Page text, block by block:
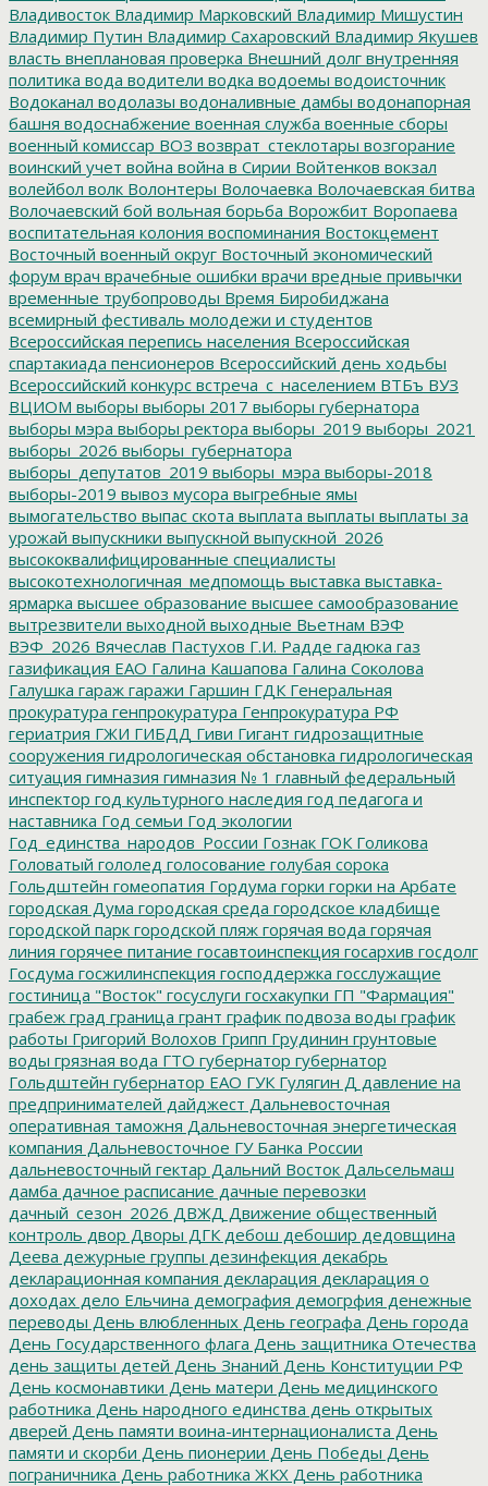
Владивосток Владимир Марковский Владимир Мишустин
Владимир Путин Владимир Сахаровский Владимир Якушев
власть внеплановая проверка Внешний долг внутренняя
политика вода водители водка водоемы водоисточник
Водоканал водолазы водоналивные дамбы водонапорная
башня водоснабжение военная служба военные сборы
военный комиссар ВОЗ возврат_стеклотары возгорание
воинский учет война война в Сирии Войтенков вокзал
волейбол волк Волонтеры Волочаевка Волочаевская битва
Волочаевский бой вольная борьба Ворожбит Воропаева
воспитательная колония воспоминания Востокцемент
Восточный военный округ Восточный экономический
форум врач врачебные ошибки врачи вредные привычки
временные трубопроводы Время Биробиджана
всемирный фестиваль молодежи и студентов
Всероссийская перепись населения Всероссийская
спартакиада пенсионеров Всероссийский день ходьбы
Всероссийский конкурс встреча_с_населением ВТБъ ВУЗ
ВЦИОМ выборы выборы 2017 выборы губернатора
выборы мэра выборы ректора выборы_2019 выборы_2021
выборы_2026 выборы_губернатора
выборы_депутатов_2019 выборы_мэра выборы-2018
выборы-2019 вывоз мусора выгребные ямы
вымогательство выпас скота выплата выплаты выплаты за
урожай выпускники выпускной выпускной_2026
высококвалифицированные специалисты
высокотехнологичная_медпомощь выставка выставка-
ярмарка высшее образование высшее самообразование
вытрезвители выходной выходные Вьетнам ВЭФ
ВЭФ_2026 Вячеслав Пастухов Г.И. Радде гадюка газ
газификация ЕАО Галина Кашапова Галина Соколова
Галушка гараж гаражи Гаршин ГДКГенеральная
прокуратура генпрокуратура Генпрокуратура РФ
гериатрия ГЖИ ГИБДД Гиви Гигант гидрозащитные
сооружения гидрологическая обстановка гидрологическая
ситуация гимназия гимназия № 1 главный федеральный
инспектор год культурного наследия год педагога и
наставника Год семьи Год экологии
Год_единства_народов_России Гознак ГОКГоликова
Головатый гололед голосование голубая сорока
Гольдштейн гомеопатия Гордума горки горки на Арбате
городская Дума городская среда городское кладбище
городской парк городской пляж горячая вода горячая
линия горячее питание госавтоинспекция госархив госдолг
Госдума госжилинспекция господдержка госслужащие
гостиница "Восток" госуслуги госхакупки ГП "Фармация"
грабеж град граница грант график подвоза воды график
работы Григорий Волохов Грипп Грудинин грунтовые
воды грязная вода ГТО губернатор губернатор
Гольдштейн губернатор ЕАО ГУКГулягин Д давление на
предпринимателей дайджест Дальневосточная
оперативная таможня Дальневосточная энергетическая
компания Дальневосточное ГУ Банка России
дальневосточный гектар Дальний Восток Дальсельмаш
дамба дачное расписание дачные перевозки
дачный_сезон_2026 ДВЖД Движение общественный
контроль двор Дворы ДГКдебош дебошир дедовщина
Деева дежурные группы дезинфекция декабрь
декларационная компания декларация декларация о
доходах дело Ельчина демография демогрфия денежные
переводы День влюбленных День географа День города
День Государственного флага День защитника Отечества
день защиты детей День Знаний День Конституции РФ
День космонавтики День матери День медицинского
работника День народного единства день открытых
дверей День памяти воина-интернационалиста День
памяти и скорби День пионерии День Победы День
пограничника День работника ЖКХ День работника